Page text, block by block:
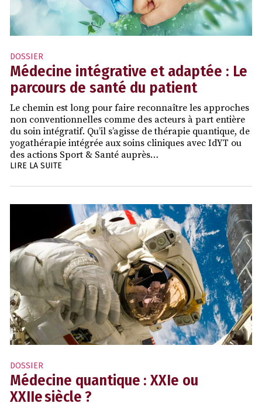
DOSSIER
Médecine intégrative et adaptée : Le
parcours de santé du patient
Le chemin est long pour faire reconnaître les approches
non conventionnelles comme des acteurs à part entière
du soin intégratif. Qu’il s’agisse de thérapie quantique, de
yogathérapie intégrée aux soins cliniques avec IdYT ou
des actions Sport & Santé auprès…
LIRE LA SUITE
DOSSIER
Médecine quantique : XXIe ou
XXIIe siècle ?